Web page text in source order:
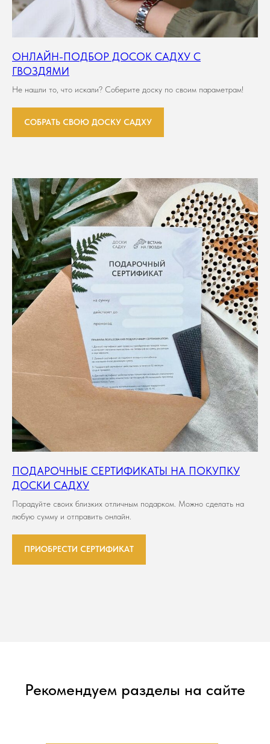
ОНЛАЙН-ПОДБОР ДОСОК САДХУ С
ГВОЗДЯМИ
Не нашли то, что искали? Соберите доску по своим параметрам!
СОБРАТЬ СВОЮ ДОСКУ САДХУ
ПОДАРОЧНЫЕ СЕРТИФИКАТЫ НА ПОКУПКУ
ДОСКИ САДХУ
Порадуйте своих близких отличным подарком. Можно сделать на
любую сумму и отправить онлайн.
ПРИОБРЕСТИ СЕРТИФИКАТ
Рекомендуем разделы на сайте